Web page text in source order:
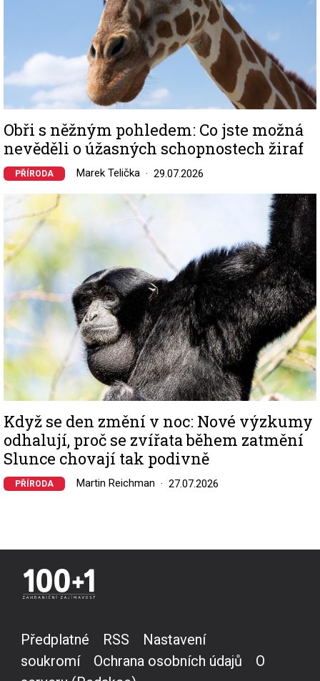
Obři s něžným pohledem: Co jste možná
nevěděli o úžasných schopnostech žiraf
PŘÍRODA Marek Telička 29.07.2026
Image
Když se den změní v noc: Nové výzkumy
odhalují, proč se zvířata během zatmění
Slunce chovají tak podivně
PŘÍRODA Martin Reichman 27.07.2026
Předplatné RSS
Nastavení
soukromí
Ochrana osobních údajů
O